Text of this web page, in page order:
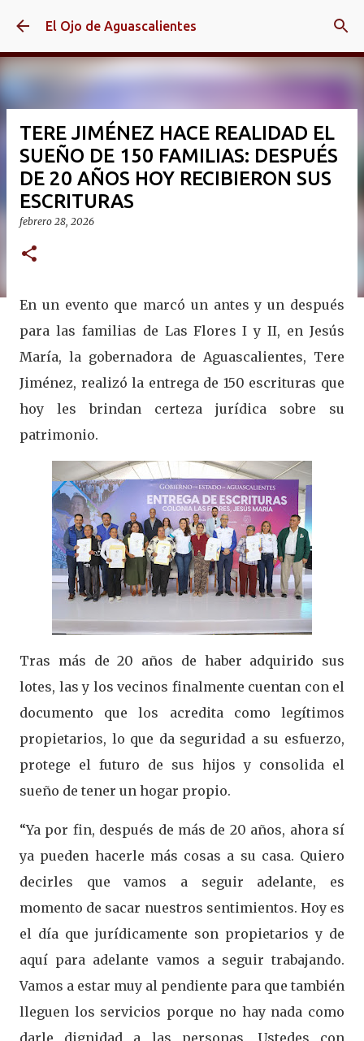
Ir al contenido principal
El Ojo de Aguascalientes
TERE JIMÉNEZ HACE REALIDAD EL
SUEÑO DE 150 FAMILIAS: DESPUÉS
DE 20 AÑOS HOY RECIBIERON SUS
ESCRITURAS
febrero 28, 2026
En un evento que marcó un antes y un después
para las familias de Las Flores I y II, en Jesús
María, la gobernadora de Aguascalientes, Tere
Jiménez, realizó la entrega de 150 escrituras que
hoy les brindan certeza jurídica sobre su
patrimonio.
Tras más de 20 años de haber adquirido sus
lotes, las y los vecinos finalmente cuentan con el
documento que los acredita como legítimos
propietarios, lo que da seguridad a su esfuerzo,
protege el futuro de sus hijos y consolida el
sueño de tener un hogar propio.
“Ya por fin, después de más de 20 años, ahora sí
ya pueden hacerle más cosas a su casa. Quiero
decirles que vamos a seguir adelante, es
momento de sacar nuestros sentimientos. Hoy es
el día que jurídicamente son propietarios y de
aquí para adelante vamos a seguir trabajando.
Vamos a estar muy al pendiente para que también
lleguen los servicios porque no hay nada como
darle dignidad a las personas. Ustedes con